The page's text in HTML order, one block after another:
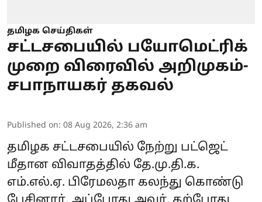
தமிழக செய்திகள்
சட்டசபையில் பயோமெட்ரிக்
முறை விரைவில் அறிமுகம்-
சபாநாயகர் தகவல்
Published on: 08 Aug 2026, 2:36 am
தமிழக சட்டசபையில் நேற்று பட்ஜெட்
மீதான விவாதத்தில் தே.மு.தி.க.
எம்.எல்.ஏ. பிரேமலதா கலந்து கொண்டு